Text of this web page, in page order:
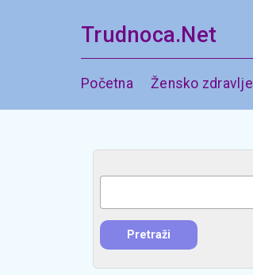
Trudnoca.Net
Početna Žensko zdravlje